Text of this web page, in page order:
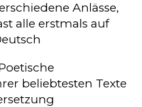
Anlässe,
alle erstmals auf
Poetische
beliebtesten Texte